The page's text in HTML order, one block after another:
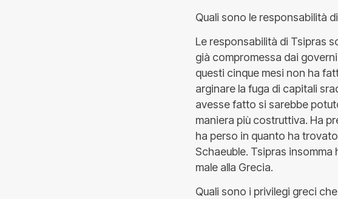
Quali sono le responsabilità
Le responsabilità di Tsipras
già compromessa dai
questi cinque mesi non ha
arginare la fuga di capitali
avesse fatto si sarebbe
maniera più costruttiva. Ha
ha perso in quanto ha
Schaeuble. Tsipras
male alla Grecia.
Quali sono i privilegi greci